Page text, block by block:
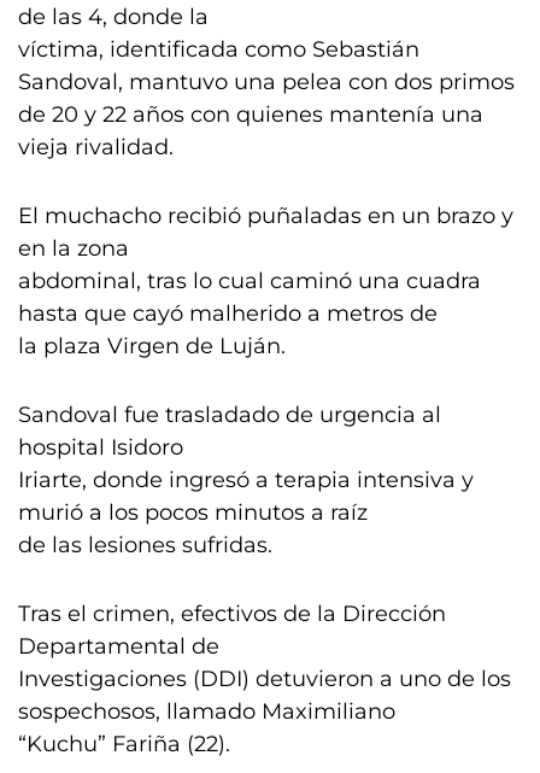
de las 4, donde la
víctima, identificada como Sebastián
Sandoval, mantuvo una pelea con dos primos
de 20 y 22 años con quienes mantenía una
vieja rivalidad.
El muchacho recibió puñaladas en un brazo y
en la zona
abdominal, tras lo cual caminó una cuadra
hasta que cayó malherido a metros de
la plaza Virgen de Luján.
Sandoval fue trasladado de urgencia al
hospital Isidoro
Iriarte, donde ingresó a terapia intensiva y
murió a los pocos minutos a raíz
de las lesiones sufridas.
Tras el crimen, efectivos de la Dirección
Departamental de
Investigaciones (DDI) detuvieron a uno de los
sospechosos, llamado Maximiliano
“Kuchu” Fariña (22).